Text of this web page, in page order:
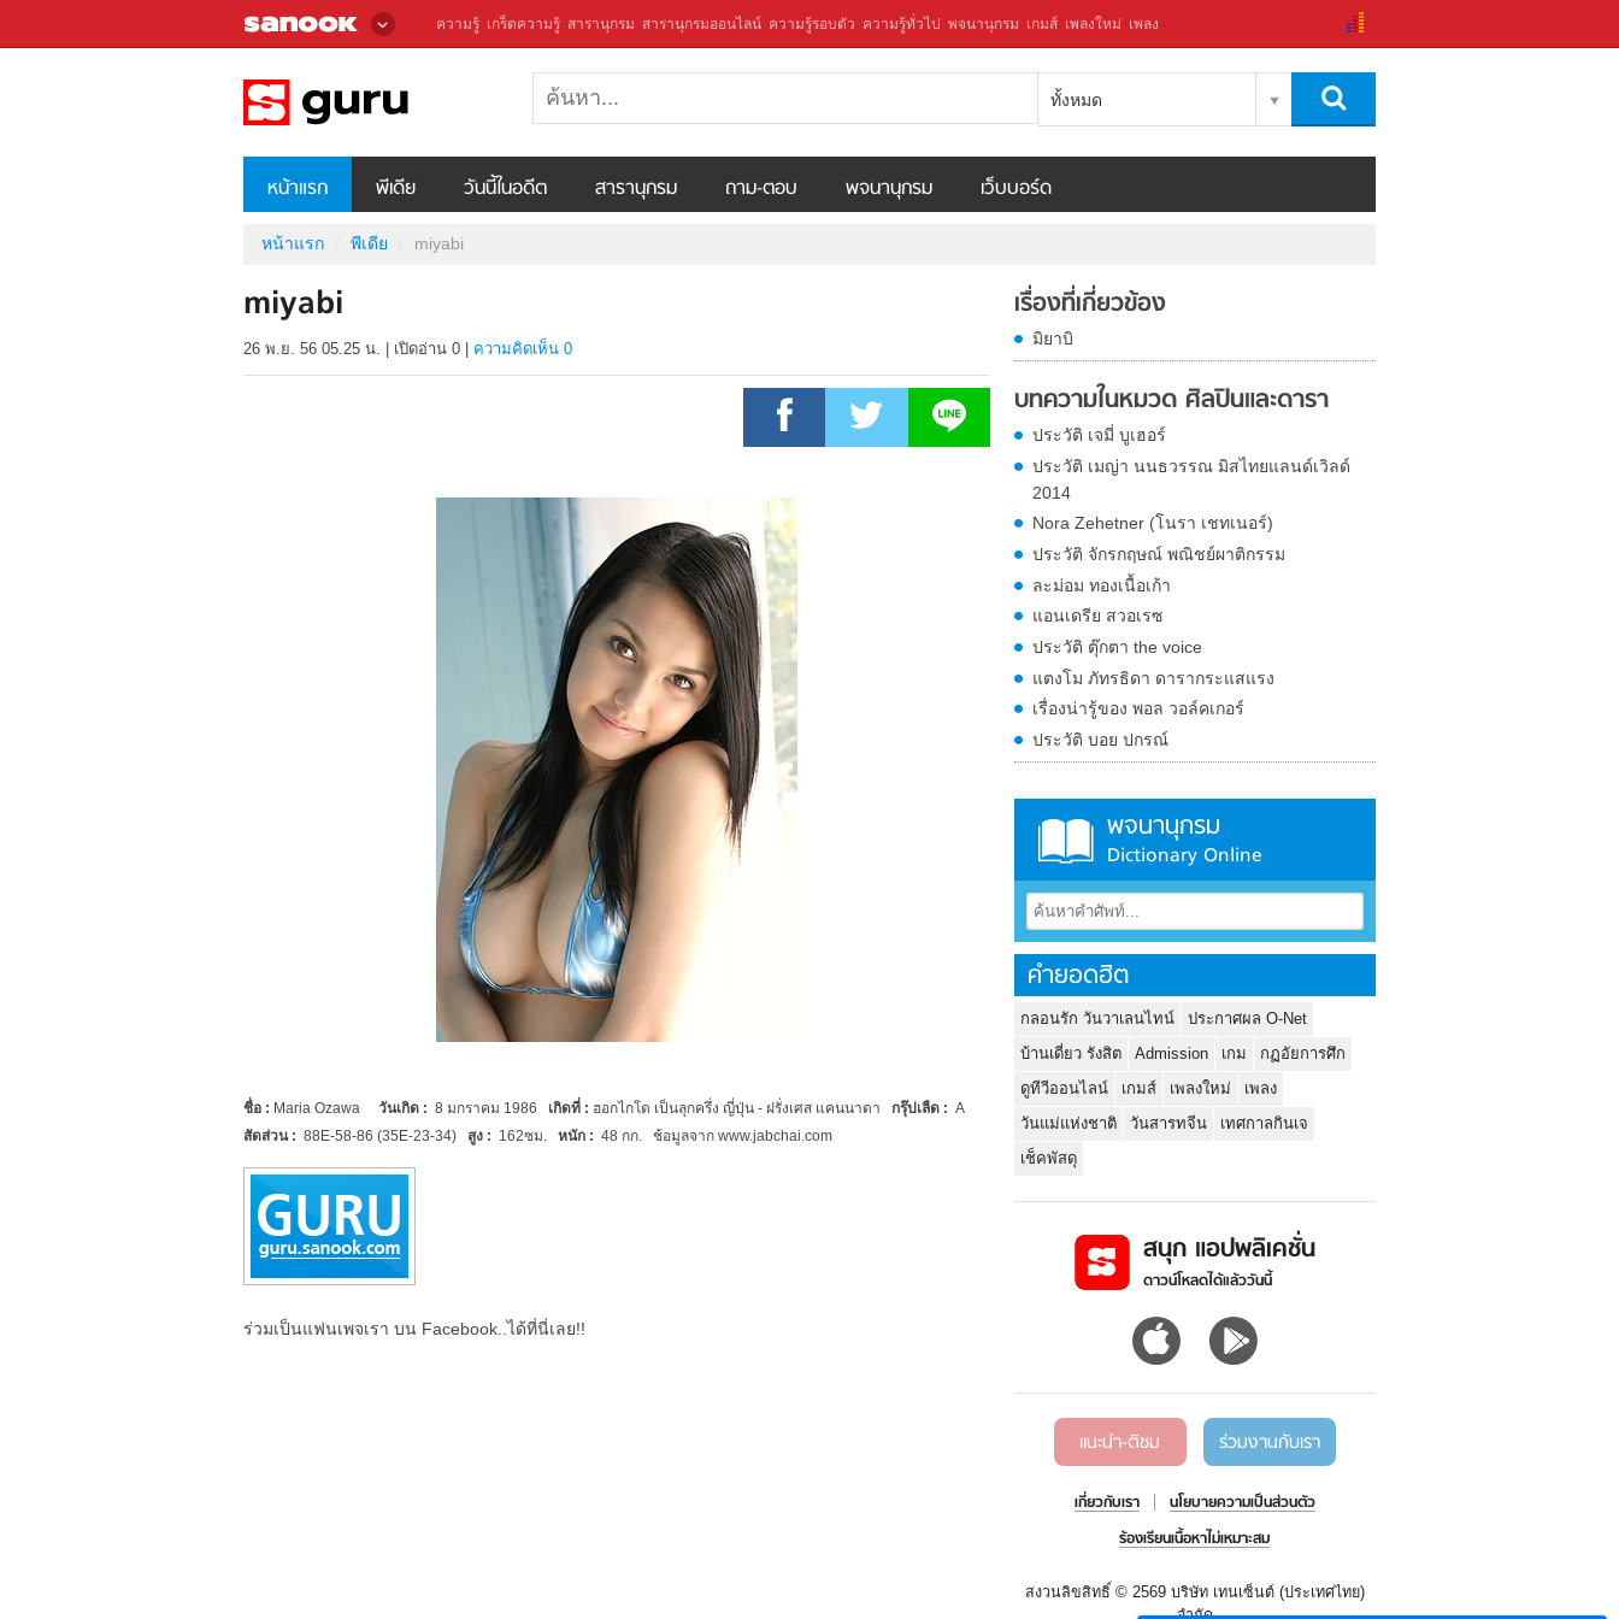
ความรู้ เกร็ดความรู้ สารานุกรม สารานุกรมออนไลน์ ความรู้รอบตัว ความรู้ทั่วไป พจนานุกรม เกมส์ เพลงใหม่ เพลง
ทั้งหมด
หน้าแรก พีเดีย วันนี้ในอดีต สารานุกรม ถาม-ตอบ พจนานุกรม เว็บบอร์ด
หน้าแรก พีเดีย miyabi
miyabi
26 พ.ย. 56 05.25 น. เปิดอ่าน 0 ความคิดเห็น 0
ชื่อ : Maria Ozawa วันเกิด : 8 มกราคม 1986 เกิดที่ : ฮอกไกโด เป็นลุกครึ่ง ญี่ปุ่น - ฝรั่งเศส แคนนาดา กรุ๊ปเลืด : A
สัดส่วน : 88E-58-86 (35E-23-34) สูง : 162ซม. หนัก : 48 กก. ช้อมูลจาก www.jabchai.com
ร่วมเป็นแฟนเพจเรา บน Facebook..ได้ที่นี่เลย!!
เรื่องที่เกี่ยวข้อง
มิยาบิ
บทความในหมวด ศิลปินและดารา
ประวัติ เจมี่ บูเฮอร์
ประวัติ เมญ่า นนธวรรณ มิสไทยแลนด์เวิลด์
2014
Nora Zehetner (โนรา เชทเนอร์)
ประวัติ จักรกฤษณ์ พณิชย์ผาติกรรม
ละม่อม ทองเนื้อเก้า
แอนเดรีย สวอเรซ
ประวัติ ตุ๊กตา the voice
แตงโม ภัทรธิดา ดารากระแสแรง
เรื่องน่ารู้ของ พอล วอล์คเกอร์
ประวัติ บอย ปกรณ์
พจนานุกรม
Dictionary Online
คำยอดฮิต
กลอนรัก วันวาเลนไทน์
ประกาศผล O-Net
บ้านเดี่ยว รังสิต
Admission เกม
กฏอัยการศึก
ดูทีวีออนไลน์
เกมส์ เพลงใหม่
เพลง
วันแม่แห่งชาติ
วันสารทจีน
เทศกาลกินเจ
เช็คพัสดุ
สนุก แอปพลิเคชั่น
ดาวน์โหลดได้แล้ววันนี้
แนะนำ-ติชม ร่วมงานกับเรา
เกี่ยวกับเรา
นโยบายความเป็นส่วนตัว
ร้องเรียนเนื้อหาไม่เหมาะสม
สงวนลิขสิทธิ์ © 2569 บริษัท เทนเซ็นต์ (ประเทศไทย)
จำกัด